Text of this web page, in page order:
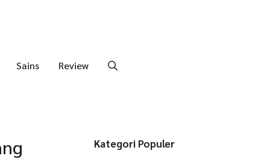
Sains Review
Kategori Populer